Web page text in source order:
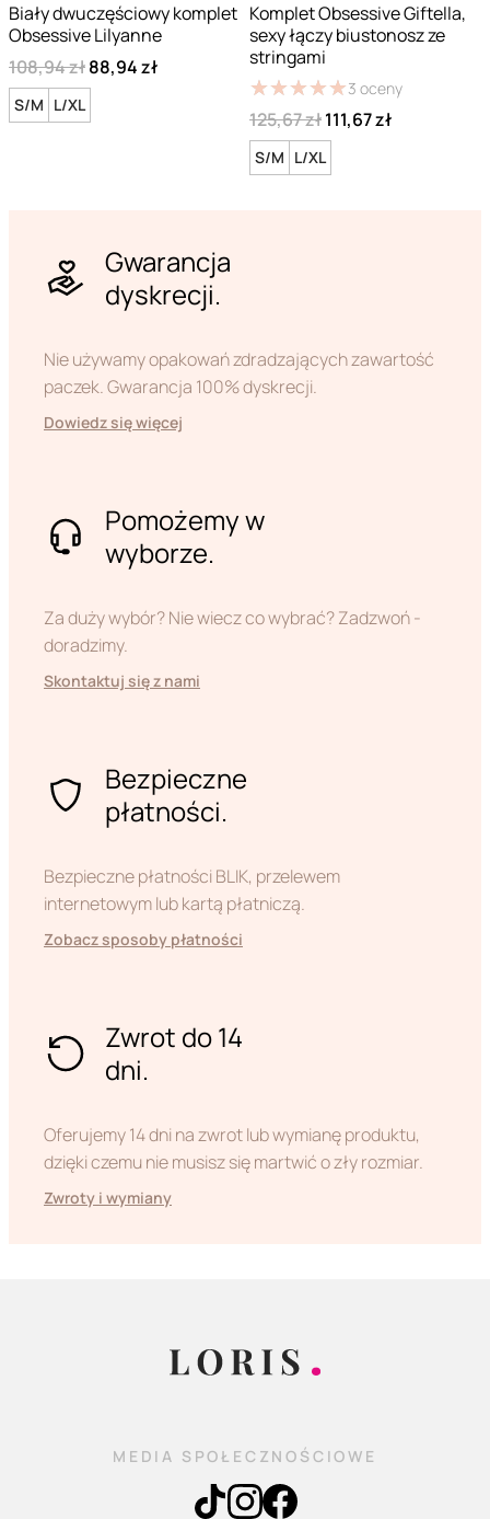
Biały dwuczęściowy komplet
Obsessive Lilyanne
108,94 zł88,94 zł
S/M L/XL
Komplet Obsessive Giftella,
sexy łączy biustonosz ze
stringami
★★★★★
★★★★★3 oceny
125,67 zł111,67 zł
S/M L/XL
Gwarancja
dyskrecji.
Nie używamy opakowań zdradzających zawartość
paczek. Gwarancja 100% dyskrecji.
Dowiedz się więcej
Pomożemy w
wyborze.
Za duży wybór? Nie wiecz co wybrać? Zadzwoń -
doradzimy.
Skontaktuj się z nami
Bezpieczne
płatności.
Bezpieczne płatności BLIK, przelewem
internetowym lub kartą płatniczą.
Zobacz sposoby płatności
Zwrot do 14
dni.
Oferujemy 14 dni na zwrot lub wymianę produktu,
dzięki czemu nie musisz się martwić o zły rozmiar.
Zwroty i wymiany
MEDIA SPOŁECZNOŚCIOWE